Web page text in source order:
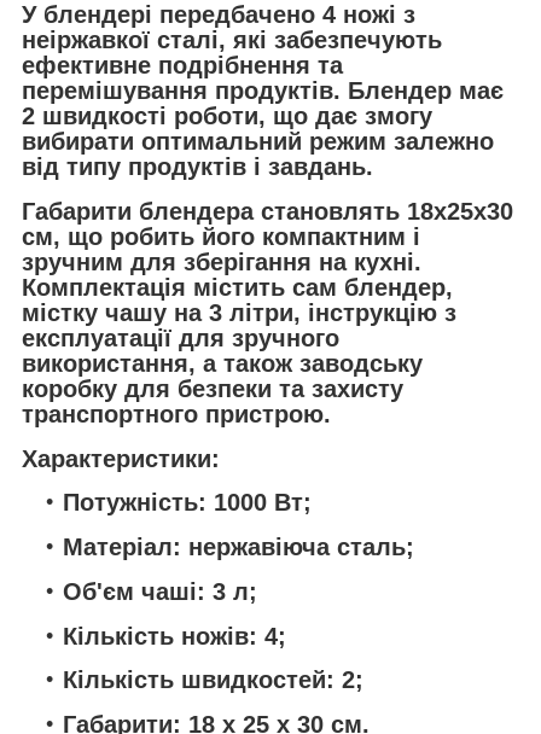
У блендері передбачено 4 ножі з
неіржавкої сталі, які забезпечують
ефективне подрібнення та
перемішування продуктів. Блендер має
2 швидкості роботи, що дає змогу
вибирати оптимальний режим залежно
від типу продуктів і завдань.
Габарити блендера становлять 18х25х30
см, що робить його компактним і
зручним для зберігання на кухні.
Комплектація містить сам блендер,
містку чашу на 3 літри, інструкцію з
експлуатації для зручного
використання, а також заводську
коробку для безпеки та захисту
транспортного пристрою.
Характеристики:
Потужність: 1000 Вт;
Матеріал: нержавіюча сталь;
Об'єм чаші: 3 л;
Кількість ножів: 4;
Кількість швидкостей: 2;
Габарити: 18 х 25 х 30 см.